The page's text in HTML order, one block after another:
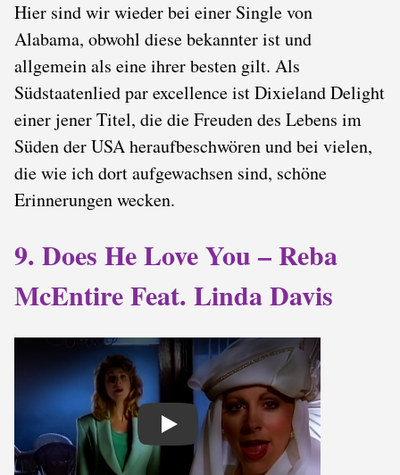
Hier sind wir wieder bei einer Single von
Alabama, obwohl diese bekannter ist und
allgemein als eine ihrer besten gilt. Als
Südstaatenlied par excellence ist Dixieland Delight
einer jener Titel, die die Freuden des Lebens im
Süden der USA heraufbeschwören und bei vielen,
die wie ich dort aufgewachsen sind, schöne
Erinnerungen wecken.
9. Does He Love You – Reba
McEntire Feat. Linda Davis
Play